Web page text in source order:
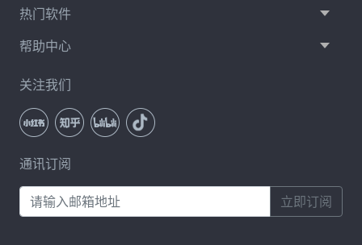
热门软件
帮助中心
关注我们
通讯订阅
立即订阅